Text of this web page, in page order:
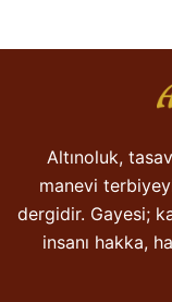
Altınoluk,
manevi
dergidir. Gayesi;
insanı hakka,